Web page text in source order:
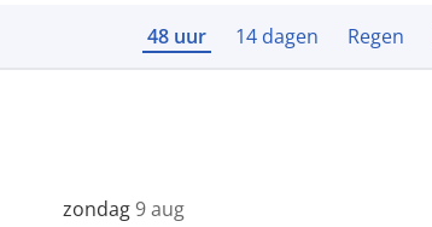
48 uur 14 dagen Regen
zondag9 aug